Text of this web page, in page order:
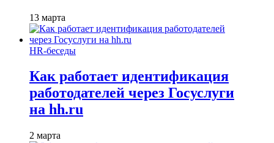
13 марта
HR-беседы
Как работает идентификация
работодателей через Госуслуги
на hh.ru
2 марта